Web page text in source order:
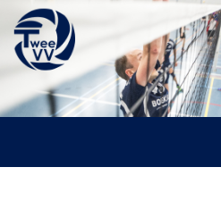
Skip to content